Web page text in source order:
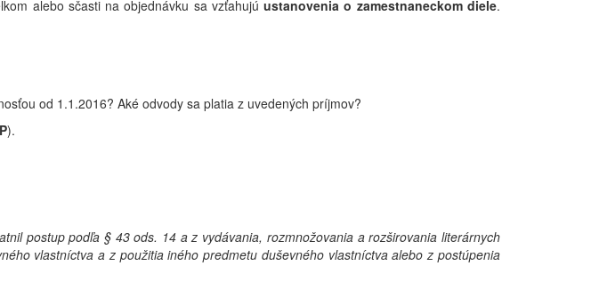
alebo sčasti na objednávku sa vzťahujúustanovenia o zamestnaneckom diele.
od 1.1.2016? Aké odvody sa platia z uvedených príjmov?
).
postup podľa § 43 ods. 14 a z vydávania, rozmnožovania a rozširovania literárnych
vlastníctva a z použitia iného predmetu duševného vlastníctva alebo z postúpenia